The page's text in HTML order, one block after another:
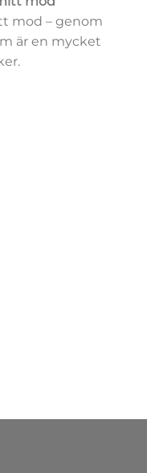
mod – genom
är en mycket